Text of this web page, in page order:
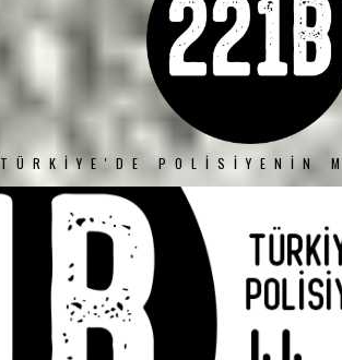
TÜRKIYE'DE POLISIYENIN